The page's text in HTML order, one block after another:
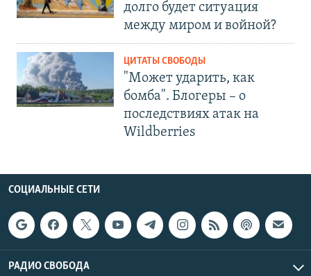
долго будет ситуация
между миром и войной?
ЦИТАТЫ СВОБОДЫ
"Может ударить, как
бомба". Блогеры – о
последствиях атак на
Wildberries
СОЦИАЛЬНЫЕ СЕТИ
РАДИО СВОБОДА